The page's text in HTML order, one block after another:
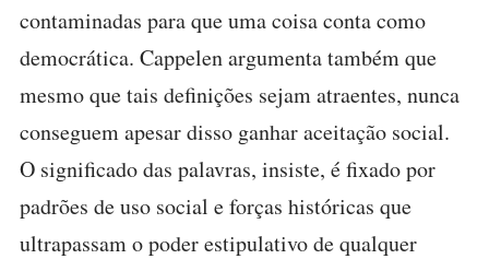
contaminadas para que uma coisa conta como
democrática. Cappelen argumenta também que
mesmo que tais definições sejam atraentes, nunca
conseguem apesar disso ganhar aceitação social.
O significado das palavras, insiste, é fixado por
padrões de uso social e forças históricas que
ultrapassam o poder estipulativo de qualquer